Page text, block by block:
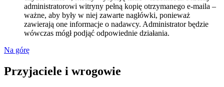
administratorowi witryny pełną kopię otrzymanego e-maila –
ważne, aby były w niej zawarte nagłówki, ponieważ
zawierają one informacje o nadawcy. Administrator będzie
wówczas mógł podjąć odpowiednie działania.
Na górę
Przyjaciele i wrogowie